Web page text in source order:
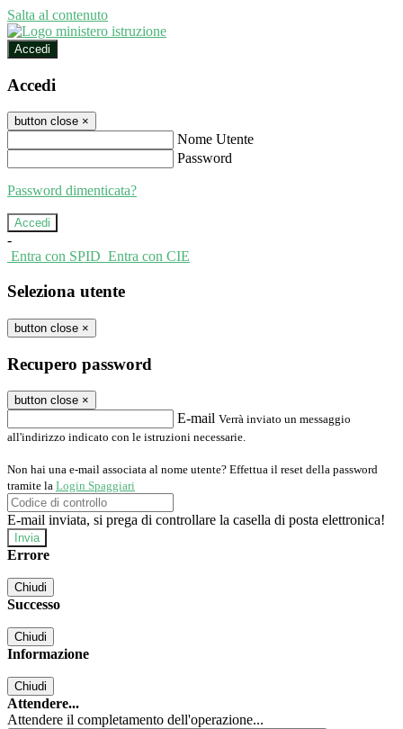
Salta al contenuto
Accedi
Accedi
button close ×
Nome Utente
Password
Password dimenticata?
-
Entra con SPID Entra con CIE
Seleziona utente
button close ×
Recupero password
button close ×
E-mail Verrà inviato un messaggio
all'indirizzo indicato con le istruzioni necessarie.
Non hai una e-mail associata al nome utente? Effettua il reset della password
tramite la Login Spaggiari
E-mail inviata, si prega di controllare la casella di posta elettronica!
Errore
Chiudi
Successo
Chiudi
Informazione
Chiudi
Attendere...
Attendere il completamento dell'operazione...